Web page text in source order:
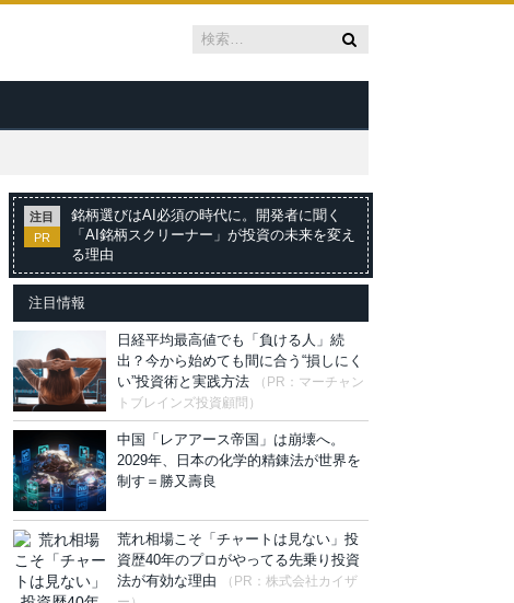
注目
PR
銘柄選びはAI必須の時代に。開発者に聞く
「AI銘柄スクリーナー」が投資の未来を変え
る理由
注目情報
日経平均最高値でも「負ける人」続
出？今から始めても間に合う“損しにく
い”投資術と実践方法
（PR：マーチャン
トブレインズ投資顧問）
中国「レアアース帝国」は崩壊へ。
2029年、日本の化学的精錬法が世界を
制す＝勝又壽良
荒れ相場こそ「チャートは見ない」投
資歴40年のプロがやってる先乗り投資
法が有効な理由
（PR：株式会社カイザ